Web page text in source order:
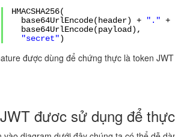
HMACSHA256(
base64UrlEncode(header) +
"." +
base64UrlEncode(payload),
"secret")
được dùng để chứng thực là token
đươc sử dụng để